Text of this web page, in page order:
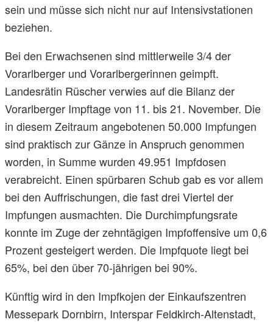
sein und müsse sich nicht nur auf Intensivstationen
beziehen.
Bei den Erwachsenen sind mittlerweile 3/4 der
Vorarlberger und Vorarlbergerinnen geimpft.
Landesrätin Rüscher verwies auf die Bilanz der
Vorarlberger Impftage von 11. bis 21. November. Die
in diesem Zeitraum angebotenen 50.000 Impfungen
sind praktisch zur Gänze in Anspruch genommen
worden, in Summe wurden 49.951 Impfdosen
verabreicht. Einen spürbaren Schub gab es vor allem
bei den Auffrischungen, die fast drei Viertel der
Impfungen ausmachten. Die Durchimpfungsrate
konnte im Zuge der zehntägigen Impfoffensive um 0,6
Prozent gesteigert werden. Die Impfquote liegt bei
65%, bei den über 70-jährigen bei 90%.
Künftig wird in den Impfkojen der Einkaufszentren
Messepark Dornbirn, Interspar Feldkirch-Altenstadt,